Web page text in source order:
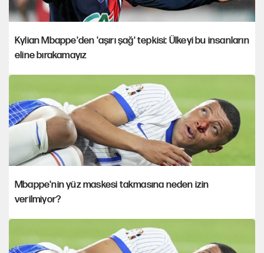
Kylian Mbappe'den 'aşırı şağ' tepkisi: Ülkeyi bu insanların
eline bırakamayız
Mbappe'nin yüz maskesi takmasına neden izin
verilmiyor?